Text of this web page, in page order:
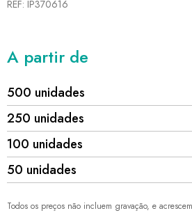
REF: IP370616
A partir de
500 unidades
250 unidades
100 unidades
50 unidades
Todos os preços não incluem gravação, e